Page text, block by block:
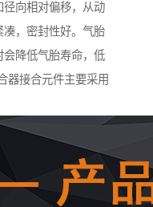
向相对偏移，从动
，密封性好。气胎
降低气胎寿命，低
器接合元件主要采用